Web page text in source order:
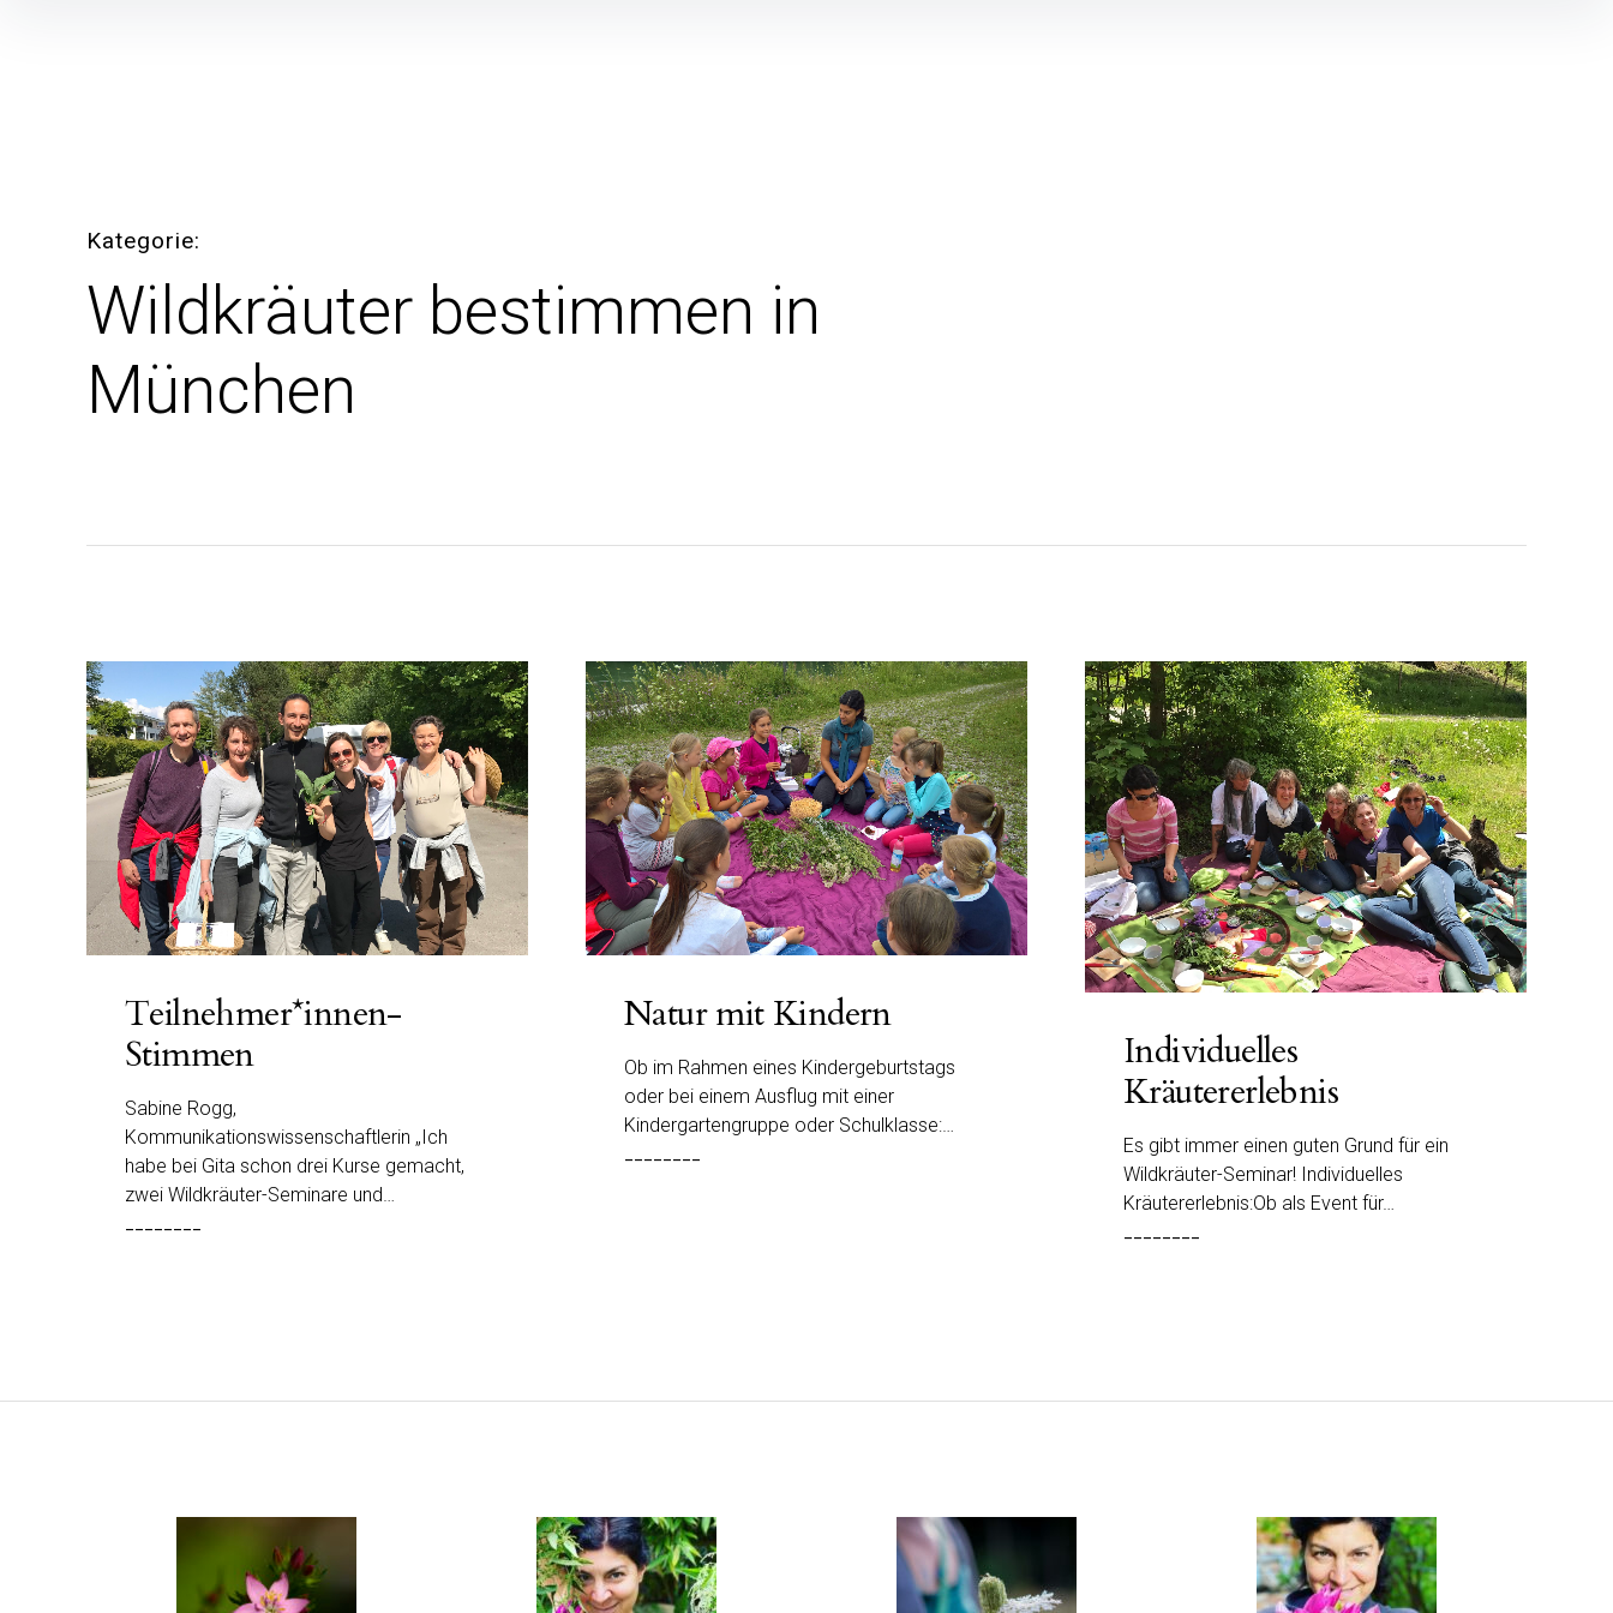
Kategorie
Wildkräuter bestimmen in
München
Teilnehmer*innen-
Stimmen
Sabine Rogg,
Kommunikationswissenschaftlerin „Ich
habe bei Gita schon drei Kurse gemacht,
zwei Wildkräuter-Seminare und…
Natur mit Kindern
Ob im Rahmen eines Kindergeburtstags
oder bei einem Ausflug mit einer
Kindergartengruppe oder Schulklasse:…
Individuelles
Kräutererlebnis
Es gibt immer einen guten Grund für ein
Wildkräuter-Seminar! Individuelles
Kräutererlebnis:Ob als Event für…